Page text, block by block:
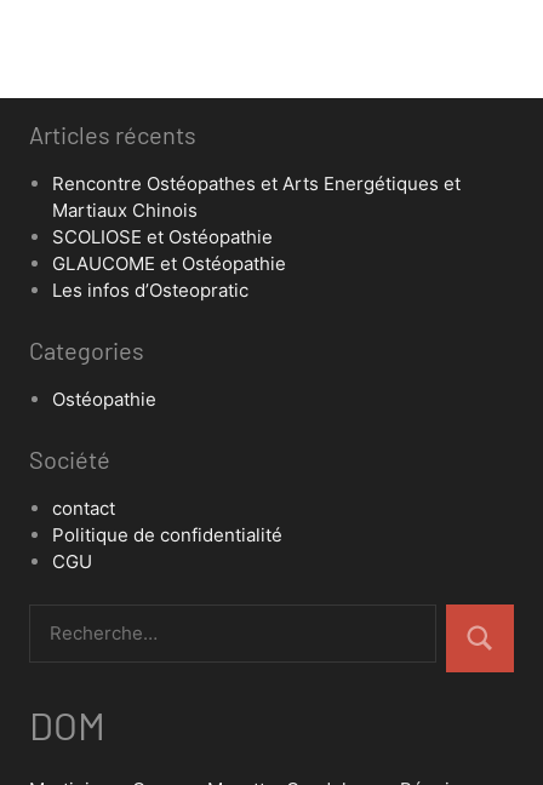
Articles récents
Rencontre Ostéopathes et Arts Energétiques et
Martiaux Chinois
SCOLIOSE et Ostéopathie
GLAUCOME et Ostéopathie
Les infos d’Osteopratic
Categories
Ostéopathie
Société
contact
Politique de confidentialité
CGU
DOM